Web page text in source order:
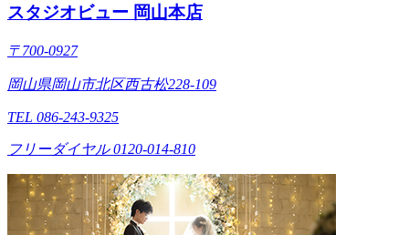
スタジオビュー 岡山本店
〒700-0927
岡山県岡山市北区西古松228-109
TEL 086-243-9325
フリーダイヤル 0120-014-810